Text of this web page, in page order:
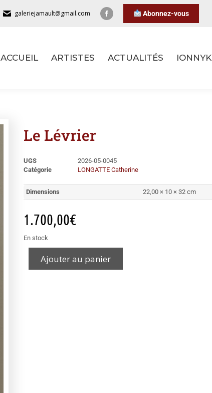
galeriejamault@gmail.com Abonnez-vous
ACCUEIL ARTISTES ACTUALITÉS IONNYK
Le Lévrier
UGS
2026-05-0045
Catégorie
LONGATTE Catherine
Dimensions 22,00 × 10 × 32 cm
1.700,00€
En stock
Ajouter au panier